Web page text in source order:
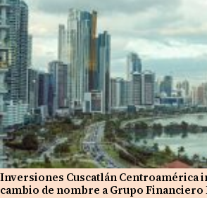
Inversiones Cuscatlán Centroamérica
cambio de nombre a Grupo Financiero